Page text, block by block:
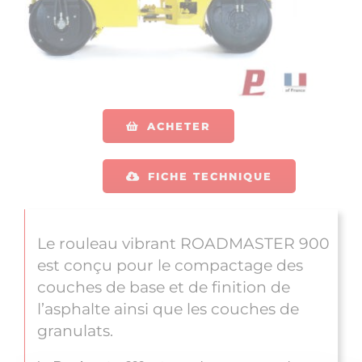
ACHETER
FICHE TECHNIQUE
Le rouleau vibrant ROADMASTER 900
est conçu pour le compactage des
couches de base et de finition de
l’asphalte ainsi que les couches de
granulats.